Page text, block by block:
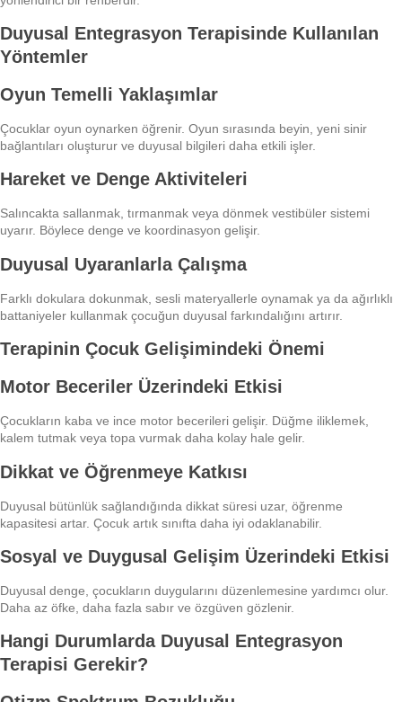
Duyusal Entegrasyon Terapisinde Kullanılan
Yöntemler
Oyun Temelli Yaklaşımlar
Çocuklar oyun oynarken öğrenir. Oyun sırasında beyin, yeni sinir
bağlantıları oluşturur ve duyusal bilgileri daha etkili işler.
Hareket ve Denge Aktiviteleri
Salıncakta sallanmak, tırmanmak veya dönmek vestibüler sistemi
uyarır. Böylece denge ve koordinasyon gelişir.
Duyusal Uyaranlarla Çalışma
Farklı dokulara dokunmak, sesli materyallerle oynamak ya da ağırlıklı
battaniyeler kullanmak çocuğun duyusal farkındalığını artırır.
Terapinin Çocuk Gelişimindeki Önemi
Motor Beceriler Üzerindeki Etkisi
Çocukların kaba ve ince motor becerileri gelişir. Düğme iliklemek,
kalem tutmak veya topa vurmak daha kolay hale gelir.
Dikkat ve Öğrenmeye Katkısı
Duyusal bütünlük sağlandığında dikkat süresi uzar, öğrenme
kapasitesi artar. Çocuk artık sınıfta daha iyi odaklanabilir.
Sosyal ve Duygusal Gelişim Üzerindeki Etkisi
Duyusal denge, çocukların duygularını düzenlemesine yardımcı olur.
Daha az öfke, daha fazla sabır ve özgüven gözlenir.
Hangi Durumlarda Duyusal Entegrasyon
Terapisi Gerekir?